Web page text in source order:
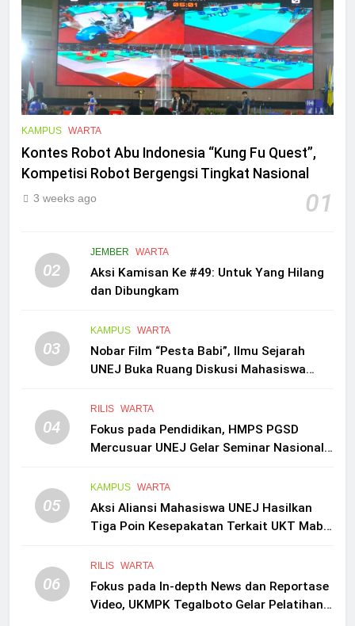
KAMPUS WARTA
Kontes Robot Abu Indonesia “Kung Fu Quest”,
Kompetisi Robot Bergengsi Tingkat Nasional
01
3 weeks ago
02
JEMBER WARTA
Aksi Kamisan Ke #49: Untuk Yang Hilang
dan Dibungkam
03
KAMPUS WARTA
Nobar Film “Pesta Babi”, Ilmu Sejarah
UNEJ Buka Ruang Diskusi Mahasiswa
04
RILIS WARTA
Fokus pada Pendidikan, HMPS PGSD
Mercusuar UNEJ Gelar Seminar Nasional
05
KAMPUS WARTA
Aksi Aliansi Mahasiswa UNEJ Hasilkan
Tiga Poin Kesepakatan Terkait UKT Maba
06
RILIS WARTA
Fokus pada In-depth News dan Reportase
Video, UKMPK Tegalboto Gelar Pelatihan